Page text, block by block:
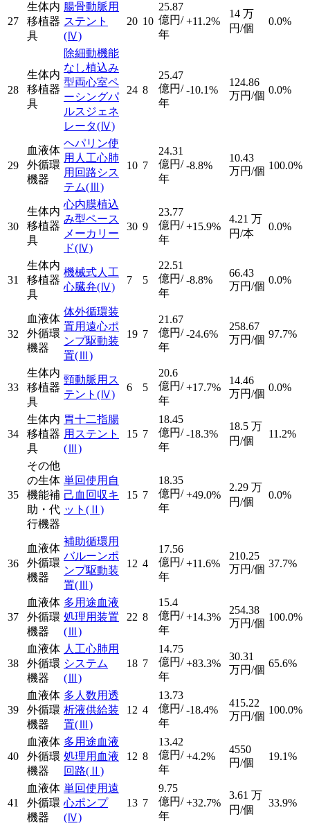
27
生体内
移植器
具
腸骨動脈用
ステント
(Ⅳ)
20 10
25.87
億円/
年
+11.2%
14 万
円/個
0.0%
28
生体内
移植器
具
除細動機能
なし植込み
型両心室ペ
ーシングパ
ルスジェネ
レータ(Ⅳ)
24 8
25.47
億円/
年
-10.1%
124.86
万円/個 0.0%
29
血液体
外循環
機器
ヘパリン使
用人工心肺
用回路シス
テム(Ⅲ)
10 7
24.31
億円/
年
-8.8%
10.43
万円/個 100.0%
30
生体内
移植器
具
心内膜植込
み型ペース
メーカリー
ド(Ⅳ)
30 9
23.77
億円/
年
+15.9%
4.21 万
円/本
0.0%
31
生体内
移植器
具
機械式人工
心臓弁(Ⅳ)
7 5
22.51
億円/
年
-8.8%
66.43
万円/個
0.0%
32
血液体
外循環
機器
体外循環装
置用遠心ポ
ンプ駆動装
置(Ⅲ)
19 7
21.67
億円/
年
-24.6%
258.67
万円/個 97.7%
33
生体内
移植器
具
頸動脈用ス
テント (Ⅳ)
6 5
20.6
億円/
年
+17.7%
14.46
万円/個
0.0%
34
生体内
移植器
具
胃十二指腸
用ステント
(Ⅲ)
15 7
18.45
億円/
年
-18.3%
18.5 万
円/個
11.2%
35
その他
の生体
機能補
助・代
行機器
単回使用自
己血回収キ
ット (Ⅱ)
15 7
18.35
億円/
年
+49.0%
2.29 万
円/個
0.0%
36
血液体
外循環
機器
補助循環用
バルーンポ
ンプ駆動装
置(Ⅲ)
12 4
17.56
億円/
年
+11.6%
210.25
万円/個 37.7%
37
血液体
外循環
機器
多用途血液
処理用装置
(Ⅲ)
22 8
15.4
億円/
年
+14.3%
254.38
万円/個
100.0%
38
血液体
外循環
機器
人工心肺用
システム
(Ⅲ)
18 7
14.75
億円/
年
+83.3%
30.31
万円/個
65.6%
39
血液体
外循環
機器
多人数用透
析液供給装
置(Ⅲ)
12 4
13.73
億円/
年
-18.4%
415.22
万円/個
100.0%
40
血液体
外循環
機器
多用途血液
処理用血液
回路(Ⅱ)
12 8
13.42
億円/
年
+4.2%
4550
円/個
19.1%
41
血液体
外循環
機器
単回使用遠
心ポンプ
(Ⅳ)
13 7
9.75
億円/
年
+32.7%
3.61 万
円/個
33.9%